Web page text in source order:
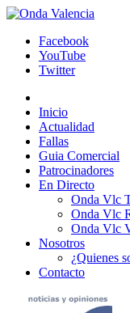
Facebook
YouTube
Twitter
Inicio
Actualidad
Fallas
Guia Comercial
Patrocinadores
En Directo
Onda Vlc
Onda Vlc
Onda Vlc
Nosotros
¿Quienes
Contacto